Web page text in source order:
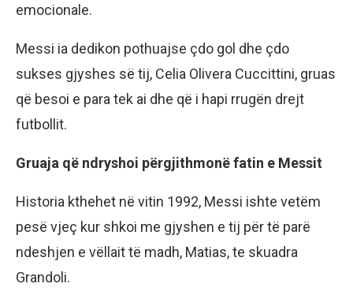
emocionale.
Messi ia dedikon pothuajse çdo gol dhe çdo
sukses gjyshes së tij, Celia Olivera Cuccittini, gruas
që besoi e para tek ai dhe që i hapi rrugën drejt
futbollit.
Gruaja që ndryshoi përgjithmonë fatin e Messit
Historia kthehet në vitin 1992, Messi ishte vetëm
pesë vjeç kur shkoi me gjyshen e tij për të parë
ndeshjen e vëllait të madh, Matias, te skuadra
Grandoli.